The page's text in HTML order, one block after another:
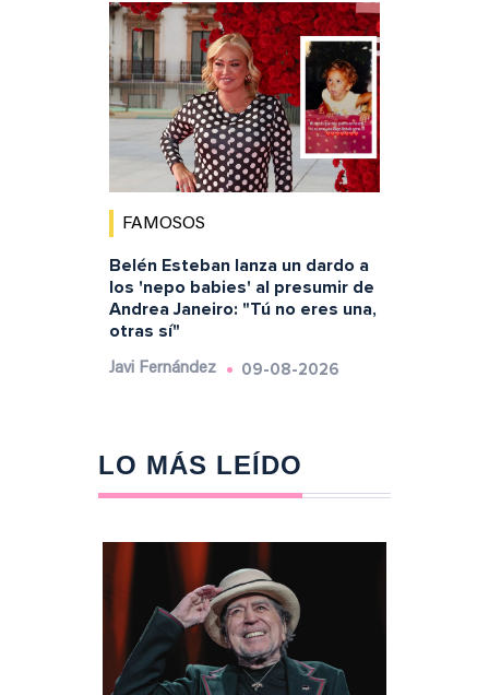
FAMOSOS
Belén Esteban lanza un dardo a
los 'nepo babies' al presumir de
Andrea Janeiro: "Tú no eres una,
otras sí"
Javi Fernández 09-08-2026
LO MÁS LEÍDO